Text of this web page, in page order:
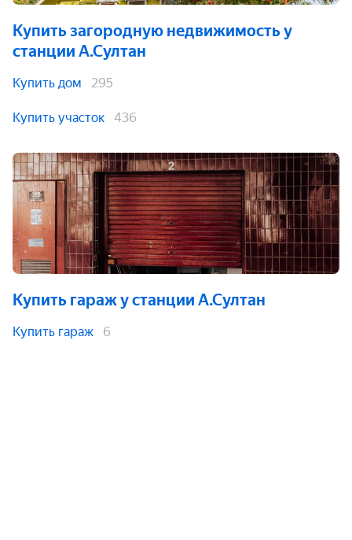
Купить загородную недвижимость у
станции А.Султан
Купить дом 295
Купить участок 436
Купить гаражу станции А.Султан
Купить гараж 6